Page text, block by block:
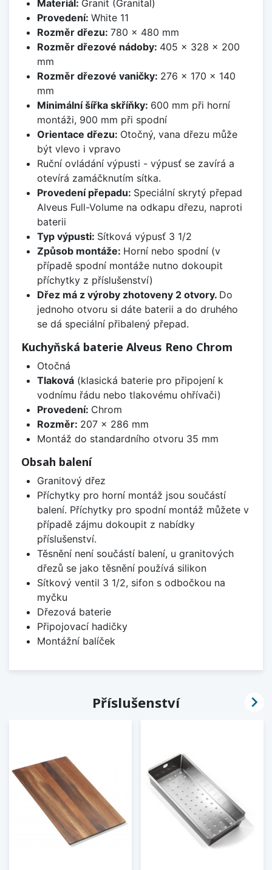
Materiál: Granit (Granital)
Provedení: White 11
Rozměr dřezu: 780 x 480 mm
Rozměr dřezové nádoby: 405 x 328 x 200
mm
Rozměr dřezové vaničky: 276 x 170 x 140
mm
Minimální šířka skříňky: 600 mm při horní
montáži, 900 mm při spodní
Orientace dřezu: Otočný, vana dřezu může
být vlevo i vpravo
Ruční ovládání výpusti - výpusť se zavírá a
otevírá zamáčknutím sítka.
Provedení přepadu: Speciální skrytý přepad
Alveus Full-Volume na odkapu dřezu, naproti
baterii
Typ výpusti: Sítková výpusť 3 1/2
Způsob montáže: Horní nebo spodní (v
případě spodní montáže nutno dokoupit
příchytky z příslušenství)
Dřez má z výroby zhotoveny 2 otvory. Do
jednoho otvoru si dáte baterii a do druhého
se dá speciální přibalený přepad.
Kuchyňská baterie Alveus Reno Chrom
Otočná
Tlaková(klasická baterie pro připojení k
vodnímu řádu nebo tlakovému ohřívači)
Provedení: Chrom
Rozměr: 207 x 286 mm
Montáž do standardního otvoru 35 mm
Obsah balení
Granitový dřez
Příchytky pro horní montáž jsou součástí
balení. Příchytky pro spodní montáž můžete v
případě zájmu dokoupit z nabídky
příslušenství.
Těsnění není součástí balení, u granitových
dřezů se jako těsnění používá silikon
Sítkový ventil 3 1/2, sifon s odbočkou na
myčku
Dřezová baterie
Připojovací hadičky
Montážní balíček
Příslušenství 